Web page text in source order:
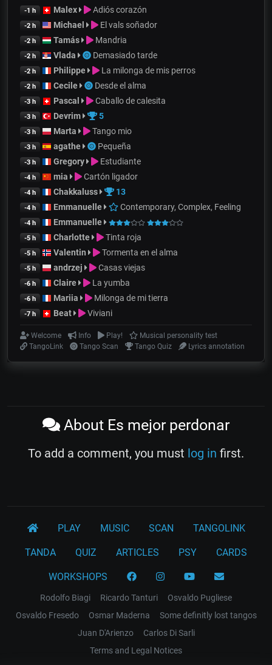
-1 h Malex Adiós corazón
-2 h Michael El vals soñador
-2 h Tamás Mandria
-2 h Vlada Demasiado tarde
-2 h Philippe La milonga de mis perros
-2 h Cecile Desde el alma
-3 h Pascal Caballo de calesita
-3 h Devrim 5
-3 h Marta Tango mio
-3 h agathe Pequeña
-3 h Gregory Estudiante
-4 h mia Cartón ligador
-4 h Chakkaluss 13
-4 h Emmanuelle Contemporary, Complex, Feeling
-4 h Emmanuelle
-5 h Charlotte Tinta roja
-5 h Valentin Tormenta en el alma
-5 h andrzej Casas viejas
-6 h Claire La yumba
-6 h Mariia Milonga de mi tierra
-7 h Beat Viviani
Welcome Info Play!
Musical personality test
TangoLink
Tango Scan Tango Quiz Lyrics annotation
About Es mejor perdonar
To add a comment, you must log in first.
PLAY MUSIC SCAN TANGOLINK
TANDA QUIZ ARTICLES PSY CARDS
WORKSHOPS
Rodolfo Biagi Ricardo Tanturi
Osvaldo Pugliese
Osvaldo Fresedo
Osmar Maderna
Some definitly lost tangos
Juan D'Arienzo
Carlos Di Sarli
Terms and Legal Notices